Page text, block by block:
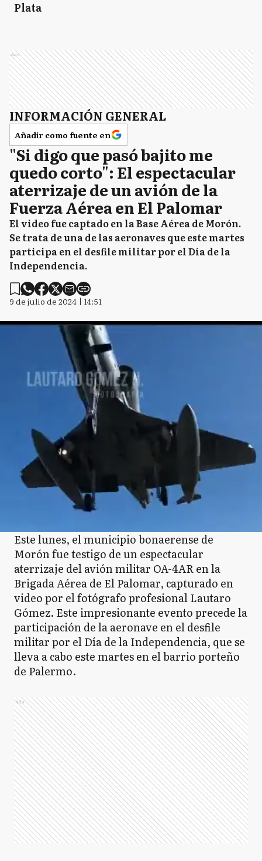
Plata
Ads
INFORMACIÓN GENERAL
Añadir como fuente en
"Si digo que pasó bajito me
quedo corto": El espectacular
aterrizaje de un avión de la
Fuerza Aérea en El Palomar
El video fue captado en la Base Aérea de Morón.
Se trata de una de las aeronaves que este martes
participa en el desfile militar por el Día de la
Independencia.
9 de julio de 2024 | 14:51
Este lunes, el municipio bonaerense de
Morón fue testigo de un espectacular
aterrizaje del avión militar OA-4AR en la
Brigada Aérea de El Palomar, capturado en
video por el fotógrafo profesional Lautaro
Gómez. Este impresionante evento precede la
participación de la aeronave en el desfile
militar por el Día de la Independencia, que se
lleva a cabo este martes en el barrio porteño
de Palermo.
Ads